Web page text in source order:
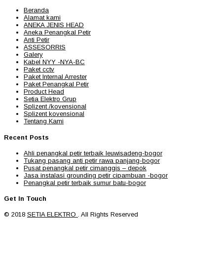
Beranda
Alamat kami
ANEKA JENIS HEAD
Aneka Penangkal Petir
Anti Petir
ASSESORRIS
Galery
Kabel NYY -NYA-BC
Paket cctv
Paket Internal Arrester
Paket Penangkal Petir
Product Head
Setia Elektro Grup
Splizent /kovensional
Splizent kovensional
Tentang Kami
Recent Posts
Ahli penangkal petir terbaik leuwisadeng-bogor
Tukang pasang anti petir rawa panjang-bogor
Pusat penangkal petir cimanggis – depok
Jasa instalasi grounding petir cipambuan -bogor
Penangkal petir terbaik sumur batu-bogor
Get In Touch
© 2018 SETIA ELEKTRO . All Rights Reserved